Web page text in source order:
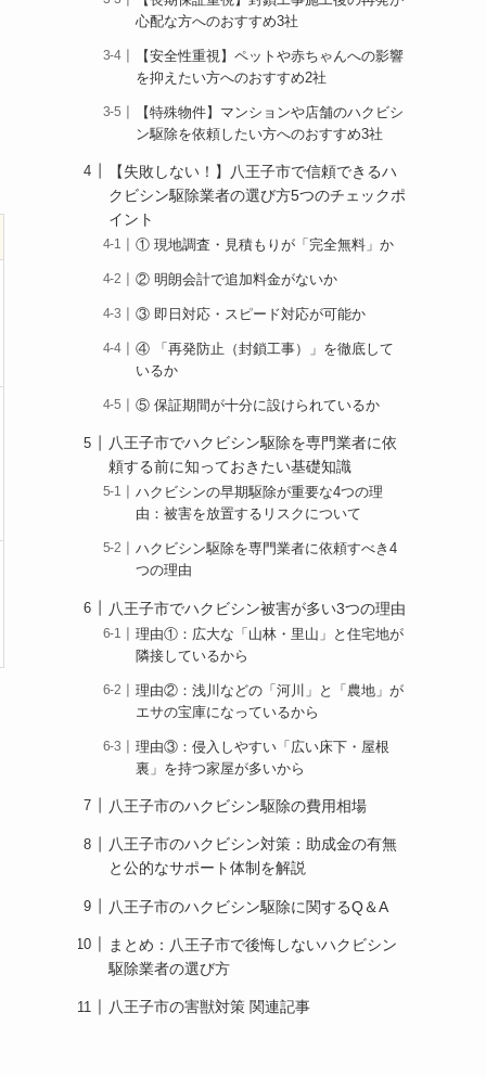
心配な方へのおすすめ3社
【安全性重視】ペットや赤ちゃんへの影響
を抑えたい方へのおすすめ2社
【特殊物件】マンションや店舗のハクビシ
ン駆除を依頼したい方へのおすすめ3社
【失敗しない！】八王子市で信頼できるハ
クビシン駆除業者の選び方5つのチェックポ
イント
① 現地調査・見積もりが「完全無料」か
② 明朗会計で追加料金がないか
③ 即日対応・スピード対応が可能か
④ 「再発防止（封鎖工事）」を徹底して
いるか
⑤ 保証期間が十分に設けられているか
八王子市でハクビシン駆除を専門業者に依
頼する前に知っておきたい基礎知識
ハクビシンの早期駆除が重要な4つの理
由：被害を放置するリスクについて
ハクビシン駆除を専門業者に依頼すべき4
つの理由
八王子市でハクビシン被害が多い3つの理由
理由①：広大な「山林・里山」と住宅地が
隣接しているから
理由②：浅川などの「河川」と「農地」が
エサの宝庫になっているから
理由③：侵入しやすい「広い床下・屋根
裏」を持つ家屋が多いから
八王子市のハクビシン駆除の費用相場
八王子市のハクビシン対策：助成金の有無
と公的なサポート体制を解説
八王子市のハクビシン駆除に関するQ＆A
まとめ：八王子市で後悔しないハクビシン
駆除業者の選び方
八王子市の害獣対策 関連記事